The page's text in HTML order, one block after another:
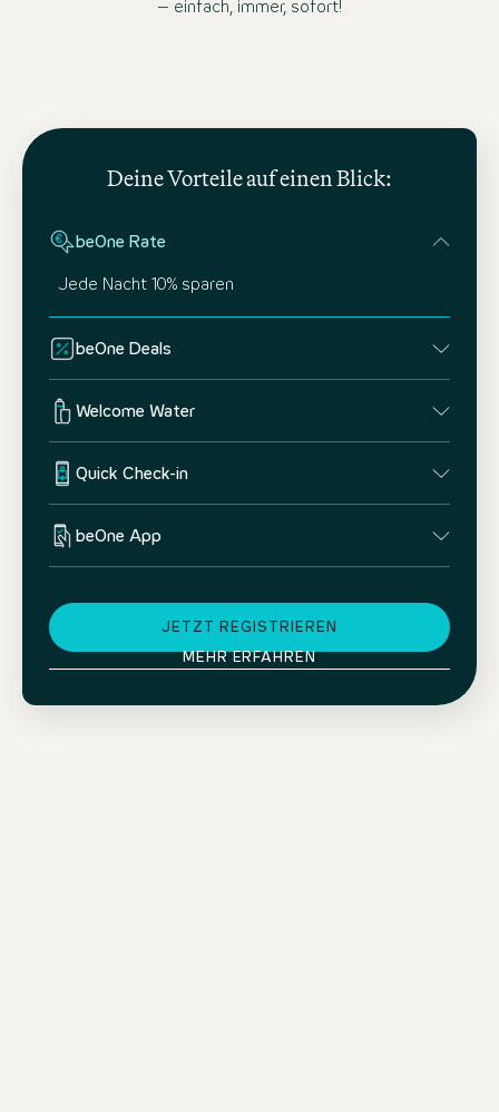
– einfach, immer, sofort!
Deine Vorteile auf einen Blick:
beOne Rate
Jede Nacht 10% sparen
beOne Deals
Welcome Water
Quick Check-in
beOne App
JETZT REGISTRIEREN
MEHR ERFAHREN